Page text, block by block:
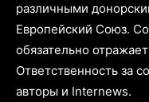
различными
Европейский Союз.
обязательно
Ответственность за
авторы и Internews.